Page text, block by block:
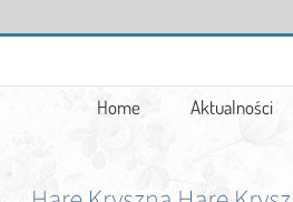
Home Aktualności